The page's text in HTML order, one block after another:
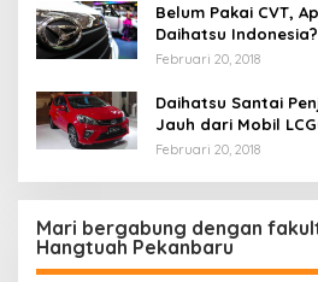
Belum Pakai CVT,
Daihatsu Indonesia?
Februari 20, 2018
Daihatsu Santai
Jauh dari Mobil
Februari 20, 2018
Mari bergabung dengan
Hangtuah Pekanbaru